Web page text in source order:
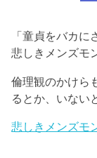
「童貞をバカに
悲しきメンズモ
倫理観のかけら
るとか、いない
悲しきメンズモ